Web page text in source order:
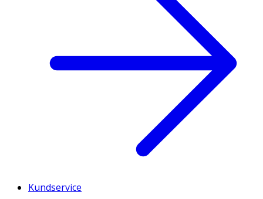
Kundservice